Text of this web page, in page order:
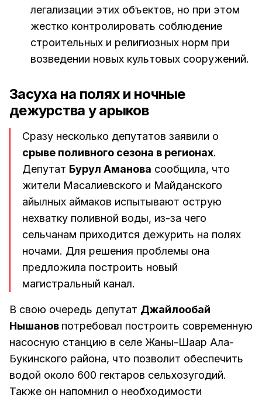
легализации этих объектов, но при этом
жестко контролировать соблюдение
строительных и религиозных норм при
возведении новых культовых сооружений.
Засуха на полях и ночные
дежурства у арыков
Сразу несколько депутатов заявили о
срыве поливного сезона в регионах.
Депутат Бурул Аманова сообщила, что
жители Масалиевского и Майданского
айылных аймаков испытывают острую
нехватку поливной воды, из-за чего
сельчанам приходится дежурить на полях
ночами. Для решения проблемы она
предложила построить новый
магистральный канал.
В свою очередь депутат Джайлообай
Нышанов потребовал построить современную
насосную станцию в селе Жаны-Шаар Ала-
Букинского района, что позволит обеспечить
водой около 600 гектаров сельхозугодий.
Также он напомнил о необходимости